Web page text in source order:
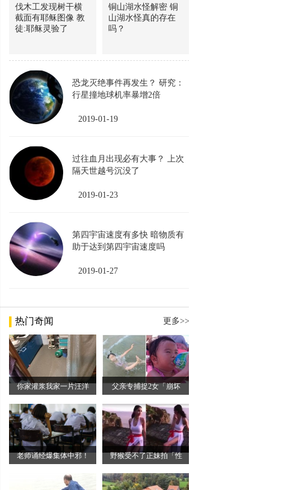
伐木工发现树干横
截面有耶稣图像 教
徒:耶稣灵验了
铜山湖水怪解密 铜
山湖水怪真的存在
吗？
恐龙灭绝事件再发生？ 研究：
行星撞地球机率暴增2倍
2019-01-19
过往血月出现必有大事？ 上次
隔天世越号沉没了
2019-01-23
第四宇宙速度有多快 暗物质有
助于达到第四宇宙速度吗
2019-01-27
热门奇闻 更多>>
你家灌浆我家一片汪洋 父亲专捕捉2女「崩坏
老师诵经爆集体中邪！ 野猴受不了正妹拍「性